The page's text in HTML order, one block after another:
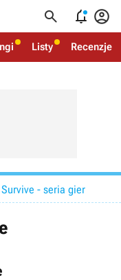
  
Listy Recenzje
- seria gier